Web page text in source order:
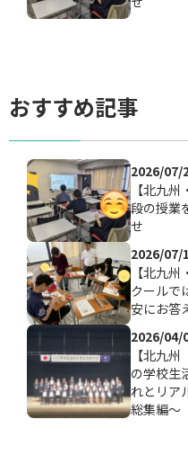
おすすめ記事
2026/07/
【北九
段の授業
せ
2026/07/
【北九
クールで
安にお答
2026/04/
【北九
の学校生
れとリア
総集編～